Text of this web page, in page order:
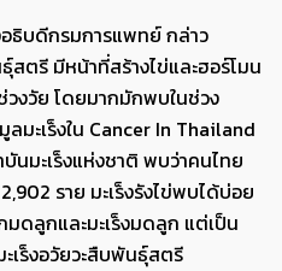
ธิบดีกรมการแพทย์กล่าว
สตรี มีหน้าที่สร้างไข่และฮอร์โมน
วงวัย โดยมากมักพบในช่วง
ะเร็งใน Cancer In Thailand
นมะเร็งแห่งชาติ พบว่าคนไทย
ราย มะเร็งรังไข่พบได้บ่อย
มดลูกและมะเร็งมดลูก แต่เป็น
เร็งอวัยวะสืบพันธุ์สตรี